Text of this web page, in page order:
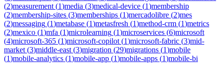
(2)measurement (1)media (3)medical-device (1)membership
(2)membership-sites (3)memberships (1)mercadolibre (2)mes
(2)messaging (1)metabase (1)metasfresh (1)method-crm (1)metrics
(2)mexico (1)mfa (1)microlearning (1)microservices (6)microsoft
(4)microsoft-365 (1)microsoft-copilot (1)microsoft-fabric (3)mid-
market (3)middle-east (3)migration (29)migrations (1)mobile
(1)mobile-analytics (1)mobile-app (1)mobile-apps (1)mobile-bi